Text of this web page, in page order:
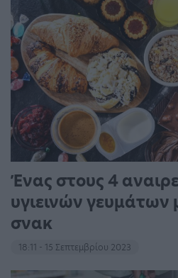
Ένας στους 4
υγιεινών γευμάτων
σνακ
18:11 - 15 Σεπτεμβρίου 2023